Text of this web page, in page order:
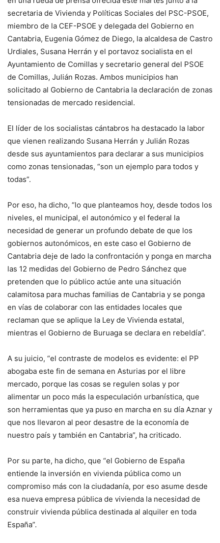
secretaria de Vivienda y Políticas Sociales del PSC-PSOE,
miembro de la CEF-PSOE y delegada del Gobierno en
Cantabria, Eugenia Gómez de Diego, la alcaldesa de Castro
Urdiales, Susana Herrán y el portavoz socialista en el
Ayuntamiento de Comillas y secretario general del PSOE
de Comillas, Julián Rozas. Ambos municipios han
solicitado al Gobierno de Cantabria la declaración de zonas
tensionadas de mercado residencial.
El líder de los socialistas cántabros ha destacado la labor
que vienen realizando Susana Herrán y Julián Rozas
desde sus ayuntamientos para declarar a sus municipios
como zonas tensionadas, “son un ejemplo para todos y
todas”.
Por eso, ha dicho, “lo que planteamos hoy, desde todos los
niveles, el municipal, el autonómico y el federal la
necesidad de generar un profundo debate de que los
gobiernos autonómicos, en este caso el Gobierno de
Cantabria deje de lado la confrontación y ponga en marcha
las 12 medidas del Gobierno de Pedro Sánchez que
pretenden que lo público actúe ante una situación
calamitosa para muchas familias de Cantabria y se ponga
en vías de colaborar con las entidades locales que
reclaman que se aplique la Ley de Vivienda estatal,
mientras el Gobierno de Buruaga se declara en rebeldía”.
A su juicio, “el contraste de modelos es evidente: el PP
abogaba este fin de semana en Asturias por el libre
mercado, porque las cosas se regulen solas y por
alimentar un poco más la especulación urbanística, que
son herramientas que ya puso en marcha en su día Aznar y
que nos llevaron al peor desastre de la economía de
nuestro país y también en Cantabria”, ha criticado.
Por su parte, ha dicho, que “el Gobierno de España
entiende la inversión en vivienda pública como un
compromiso más con la ciudadanía, por eso asume desde
esa nueva empresa pública de vivienda la necesidad de
construir vivienda pública destinada al alquiler en toda
España”.